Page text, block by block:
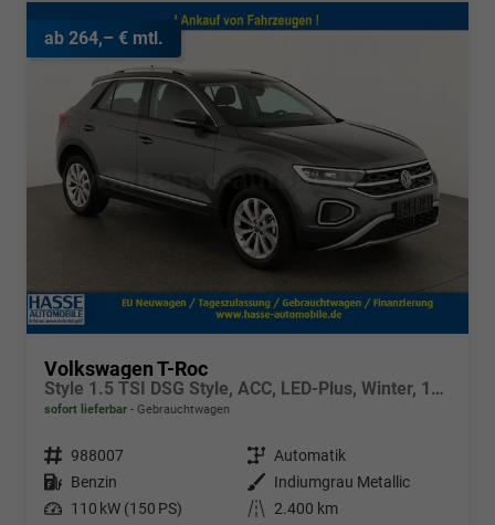
ab 264,– € mtl.
Volkswagen T-Roc
Style 1.5 TSI DSG Style, ACC, LED-Plus, Winter, 17-Zoll
sofort lieferbar Gebrauchtwagen
Fahrzeugnr. 988007 Getriebe Automatik
Kraftstoff Benzin Außenfarbe
Indiumgrau Metallic
Leistung 110 kW (150 PS) Kilometerstand 2.400 km